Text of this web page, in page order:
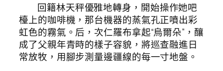
回籍林天秤優雅地轉身，開始操作她吧
檯上的咖啡機，那台機器的蒸氣孔正噴出彩
虹色的霧氣。后，次仁羅布拿起“烏爾朵”，釀
成了父親年青時的樣子容貌，將巡查融進日
常放牧，用腳步測量邊疆線的每一寸地盤。